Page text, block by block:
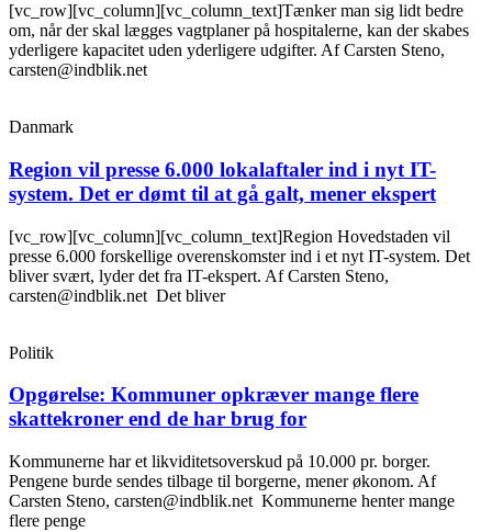
[vc_row][vc_column][vc_column_text]Tænker man sig lidt bedre
om, når der skal lægges vagtplaner på hospitalerne, kan der skabes
yderligere kapacitet uden yderligere udgifter. Af Carsten Steno,
carsten@indblik.net
Danmark
Region vil presse 6.000 lokalaftaler ind i nyt IT-
system. Det er dømt til at gå galt, mener ekspert
[vc_row][vc_column][vc_column_text]Region Hovedstaden vil
presse 6.000 forskellige overenskomster ind i et nyt IT-system. Det
bliver svært, lyder det fra IT-ekspert. Af Carsten Steno,
carsten@indblik.net Det bliver
Politik
Opgørelse: Kommuner opkræver mange flere
skattekroner end de har brug for
Kommunerne har et likviditetsoverskud på 10.000 pr. borger.
Pengene burde sendes tilbage til borgerne, mener økonom. Af
Carsten Steno, carsten@indblik.net Kommunerne henter mange
flere penge